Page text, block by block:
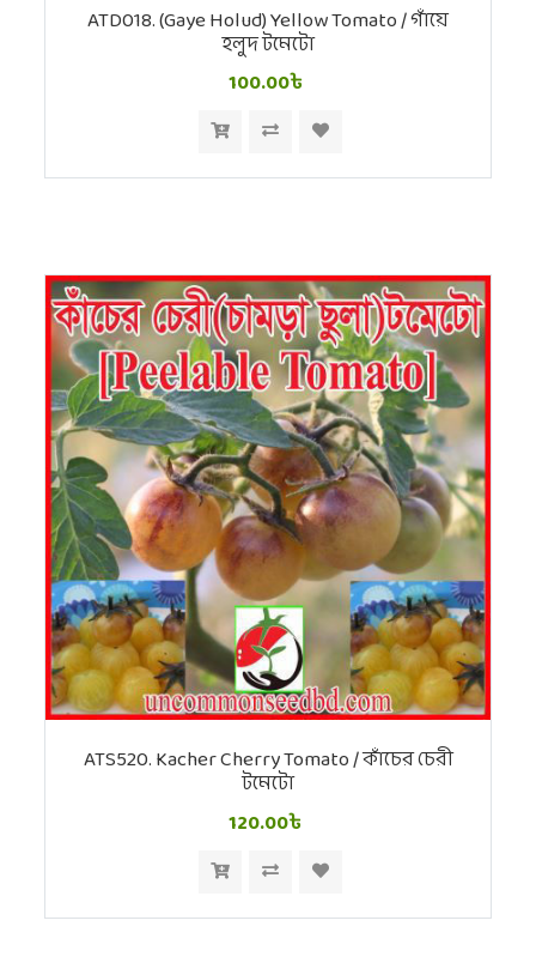
ATD018. (Gaye Holud) Yellow Tomato / গাঁয়ে
হলুদ টমেটো
100.00৳
ATS520. Kacher Cherry Tomato / কাঁচের চেরী
টমেটো
120.00৳